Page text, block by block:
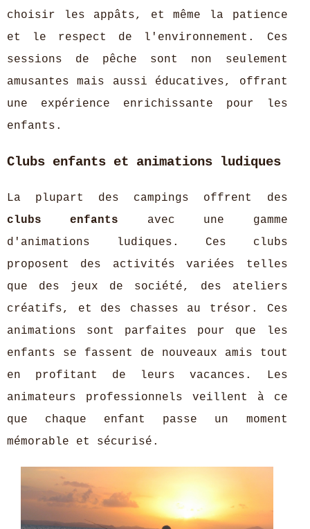
choisir les appâts, et même la patience
et le respect de l'environnement. Ces
sessions de pêche sont non seulement
amusantes mais aussi éducatives, offrant
une expérience enrichissante pour les
enfants.
Clubs enfants et animations ludiques
La plupart des campings offrent des
clubs enfants avec une gamme
d'animations ludiques. Ces clubs
proposent des activités variées telles
que des jeux de société, des ateliers
créatifs, et des chasses au trésor. Ces
animations sont parfaites pour que les
enfants se fassent de nouveaux amis tout
en profitant de leurs vacances. Les
animateurs professionnels veillent à ce
que chaque enfant passe un moment
mémorable et sécurisé.